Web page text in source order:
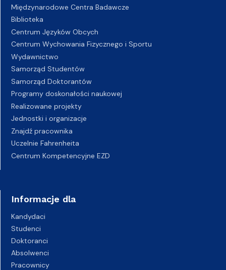
Międzynarodowe Centra Badawcze
Biblioteka
Centrum Języków Obcych
Centrum Wychowania Fizycznego i Sportu
Wydawnictwo
Samorząd Studentów
Samorząd Doktorantów
Programy doskonałości naukowej
Realizowane projekty
Jednostki i organizacje
Znajdź pracownika
Uczelnie Fahrenheita
Centrum Kompetencyjne EZD
Informacje dla
Kandydaci
Studenci
Doktoranci
Absolwenci
Pracownicy